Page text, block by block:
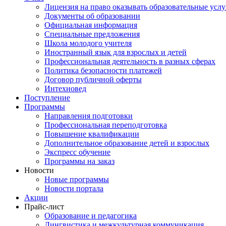
Лицензия на право оказывать образовательные
Документы об образовании
Официальная информация
Специальные предложения
Школа молодого учителя
Иностранный язык для взрослых и детей
Профессиональная деятельность в разных сферах
Политика безопасности платежей
Договор публичной оферты
Интехновед
Поступление
Программы
Направления подготовки
Профессиональная переподготовка
Повышение квалификации
Дополнительное образование детей и взрослых
Экспресс обучение
Программы на заказ
Новости
Новые программы
Новости портала
Акции
Прайс-лист
Образование и педагогика